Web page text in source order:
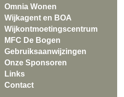
Omnia Wonen
Wijkagent en BOA
Wijkontmoetingscentrum
MFC De Bogen
Gebruiksaanwijzingen
Onze Sponsoren
Links
Contact